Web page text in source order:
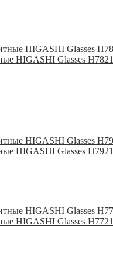
HIGASHI Glasses H7821
HIGASHI Glasses H7921
HIGASHI Glasses H7721